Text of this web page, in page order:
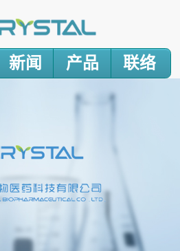
新闻 产品 联络